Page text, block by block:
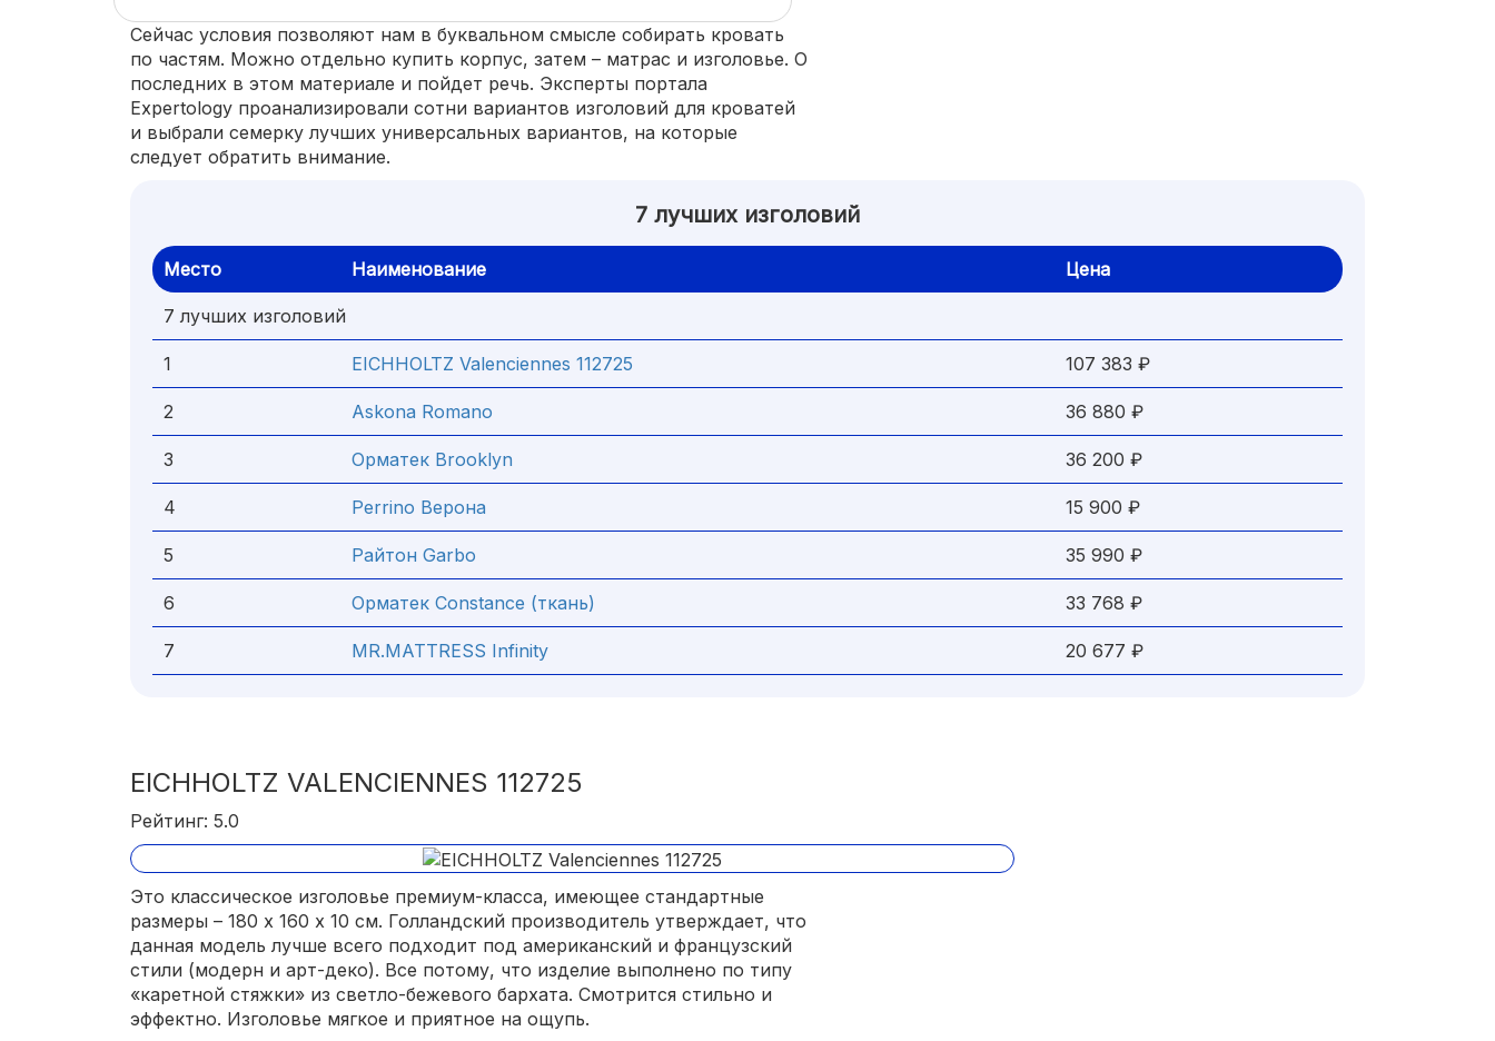
Сейчас условия позволяют нам в буквальном смысле собирать кровать
по частям. Можно отдельно купить корпус, затем – матрас и изголовье. О
последних в этом материале и пойдет речь. Эксперты портала
Expertology проанализировали сотни вариантов изголовий для кроватей
и выбрали семерку лучших универсальных вариантов, на которые
следует обратить внимание.
7 лучших изголовий
Место Наименование Цена
7 лучших изголовий
1 EICHHOLTZ Valenciennes 112725 107 383 ₽
2 Askona Romano 36 880 ₽
3 Орматек Brooklyn 36 200 ₽
4 Perrino Верона 15 900 ₽
5 Райтон Garbo 35 990 ₽
6 Орматек Constance (ткань) 33 768 ₽
7 MR.MATTRESS Infinity 20 677 ₽
EICHHOLTZ VALENCIENNES 112725
Рейтинг: 5.0
Это классическое изголовье премиум-класса, имеющее стандартные
размеры – 180 х 160 х 10 см. Голландский производитель утверждает, что
данная модель лучше всего подходит под американский и французский
стили (модерн и арт-деко). Все потому, что изделие выполнено по типу
«каретной стяжки» из светло-бежевого бархата. Смотрится стильно и
эффектно. Изголовье мягкое и приятное на ощупь.